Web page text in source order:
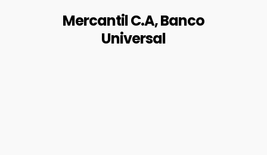
Mercantil C.A, Banco
Universal